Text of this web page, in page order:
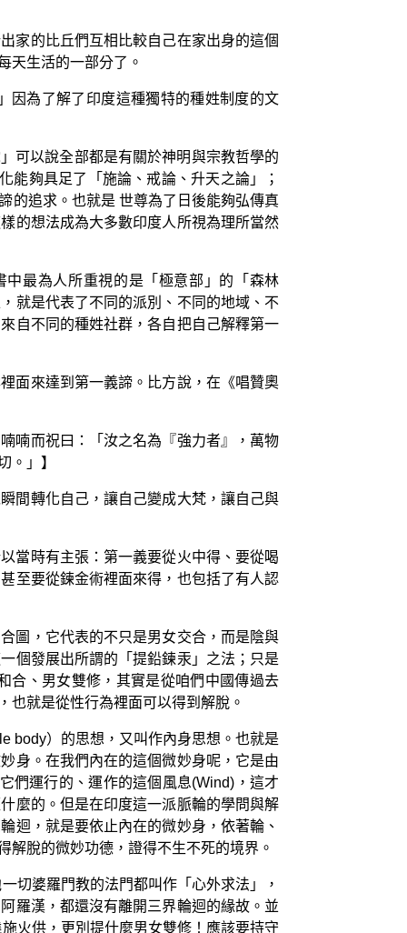
家的比丘們互相比較自己在家出身的這個
天生活的一部分了。
因為了解了印度這種獨特的種姓制度的文
可以說全部都是有關於神明與宗教哲學的
能夠具足了「施論、戒論、升天之論」；
的追求。也就是 世尊為了日後能夠弘傳真
的想法成為大多數印度人所視為理所當然
中最為人所重視的是「極意部」的「森林
就是代表了不同的派別、不同的地域、不
自不同的種姓社群，各自把自己解釋第一
面來達到第一義諦。比方說，在《唱贊奧
喃而祝曰：「汝之名為『強力者』，萬物
。」】
間轉化自己，讓自己變成大梵，讓自己與
當時有主張：第一義要從火中得、要從喝
至要從鍊金術裡面來得，也包括了有人認
圖，它代表的不只是男女交合，而是陰與
個發展出所謂的「提鉛鍊汞」之法；只是
合、男女雙修，其實是從咱們中國傳過去
也就是從性行為裡面可以得到解脫。
body）的思想，又叫作內身思想。也就是
身。在我們內在的這個微妙身呢，它是由
們運行的、運作的這個風息(Wind)，這才
麼的。但是在印度這一派脈輪的學問與解
迴，就是要依止內在的微妙身，依著輪、
解脫的微妙功德，證得不生不死的境界。
切婆羅門教的法門都叫作「心外求法」，
羅漢，都還沒有離開三界輪迴的緣故。並
火供，更別提什麼男女雙修！應該要持守